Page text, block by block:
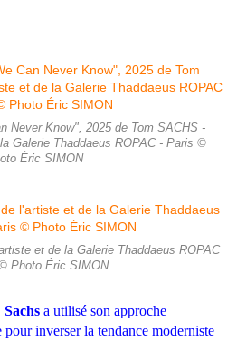
Never Know", 2025 de Tom SACHS -
Galerie Thaddaeus ROPAC - Paris ©
Éric SIMON
et de la Galerie Thaddaeus ROPAC
Photo Éric SIMON
Sachs a utilisé son approche
inverser la tendance moderniste